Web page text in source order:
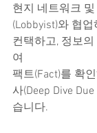
현지 네트워크
(Lobbyist)와 협
컨택하고, 정보
여
팩트(Fact)를 확
사(Deep Dive
습니다.